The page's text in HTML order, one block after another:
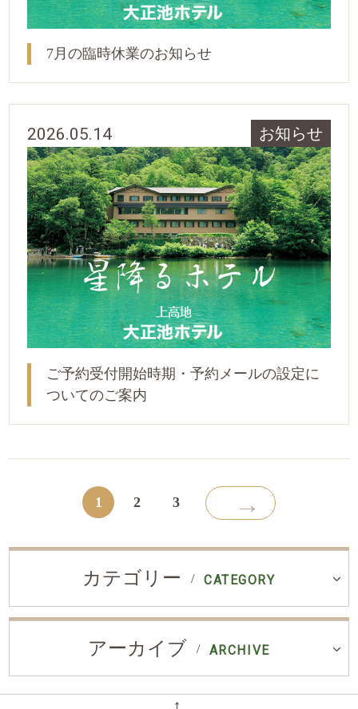
7月の臨時休業のお知らせ
2026.05.14 お知らせ
ご予約受付開始時期・予約メールの設定に
ついてのご案内
1 2 3 →
カテゴリー CATEGORY
アーカイブ ARCHIVE